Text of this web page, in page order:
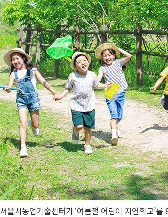
서울시농업기술센터가 ‘여름철 어린이 자연학교’